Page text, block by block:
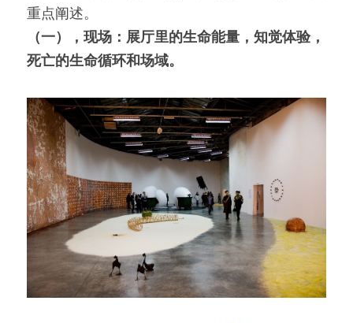
重点阐述。
（一），现场：展厅里的生命能量，知觉体验，
死亡的生命循环和场域。